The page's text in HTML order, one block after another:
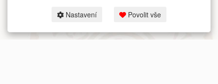
Nastavení Povolit vše